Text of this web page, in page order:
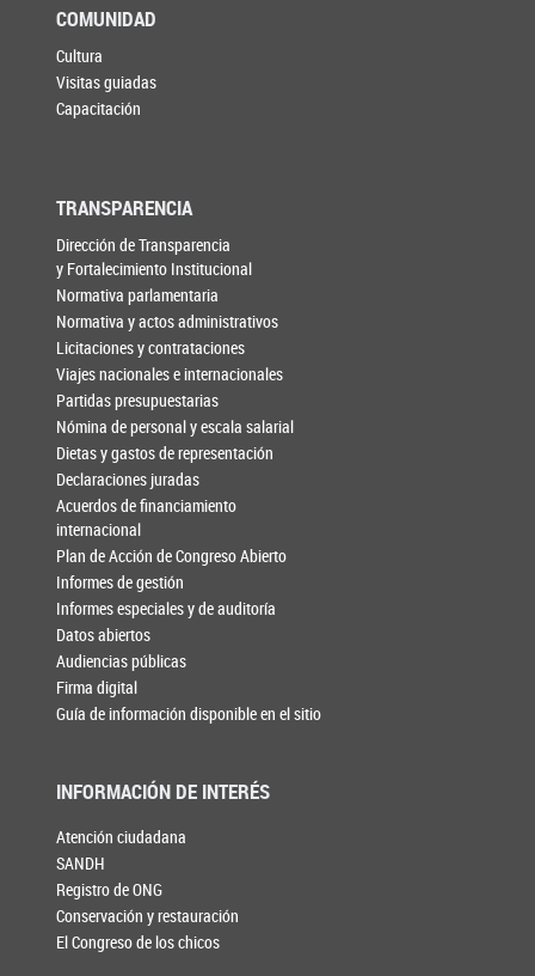
COMUNIDAD
Cultura
Visitas guiadas
Capacitación
TRANSPARENCIA
Dirección de Transparencia
y Fortalecimiento Institucional
Normativa parlamentaria
Normativa y actos administrativos
Licitaciones y contrataciones
Viajes nacionales e internacionales
Partidas presupuestarias
Nómina de personal y escala salarial
Dietas y gastos de representación
Declaraciones juradas
Acuerdos de financiamiento
internacional
Plan de Acción de Congreso Abierto
Informes de gestión
Informes especiales y de auditoría
Datos abiertos
Audiencias públicas
Firma digital
Guía de información disponible en el sitio
INFORMACIÓN DE INTERÉS
Atención ciudadana
SANDH
Registro de ONG
Conservación y restauración
El Congreso de los chicos